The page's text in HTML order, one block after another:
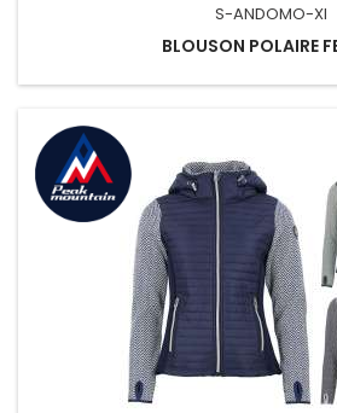
S-ANDOMO-XI
BLOUSON POLAIRE